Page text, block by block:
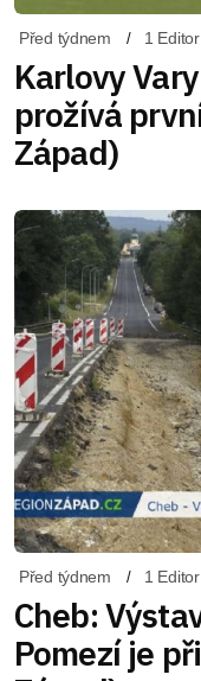
Před týdnem 1 Editor
Karlovy
prožívá
Západ)
Před týdnem 1 Editor
Cheb:
Pomezí je